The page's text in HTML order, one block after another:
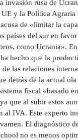
invasión rusa de
UE y la Política Agraria
de «limitar la
países del sur en
como Ucrania».
hecho que la
las relaciones
detrás de la actual
fiscal «basado
que al subir estos
al IVA. Este experto
El diagnóstico
no es menos